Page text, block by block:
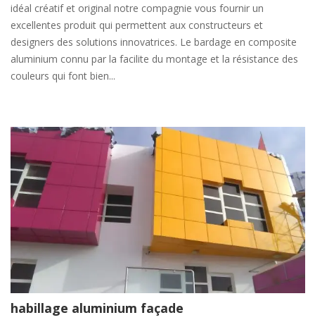
idéal créatif et original notre compagnie vous fournir un
excellentes produit qui permettent aux constructeurs et
designers des solutions innovatrices. Le bardage en composite
aluminium connu par la facilite du montage et la résistance des
couleurs qui font bien...
habillage aluminium façade